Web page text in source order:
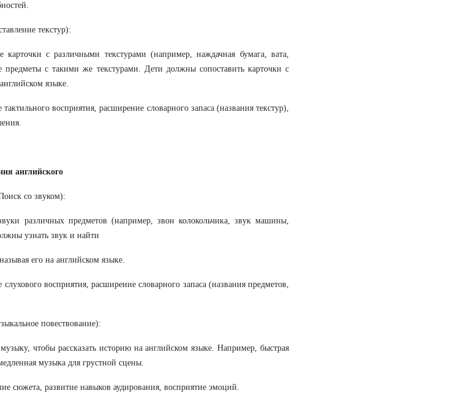
текстур):
с различными текстурами (например, наждачная бумага, вата,
предметы с такими же текстурами. Дети должны сопоставить карточки с
языке.
восприятия, расширение словарного запаса (названия текстур),
английского
со звуком):
различных предметов (например, звон колокольчика, звук машины,
узнать звук и найти
его на английском языке.
восприятия, расширение словарного запаса (названия предметов,
повествование):
чтобы рассказать историю на английском языке. Например, быстрая
музыка для грустной сцены.
сюжета, развитие навыков аудирования, восприятие эмоций.